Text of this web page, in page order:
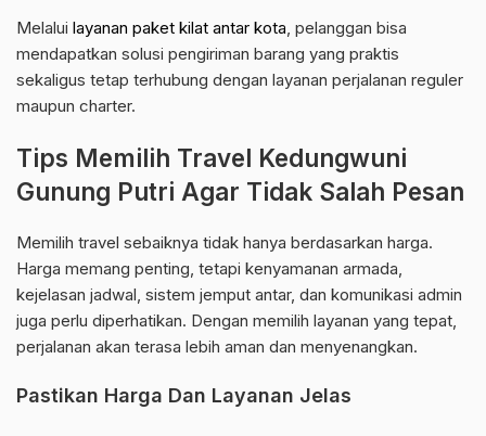
Melalui layanan paket kilat antar kota, pelanggan bisa
mendapatkan solusi pengiriman barang yang praktis
sekaligus tetap terhubung dengan layanan perjalanan reguler
maupun charter.
Tips Memilih Travel Kedungwuni
Gunung Putri Agar Tidak Salah Pesan
Memilih travel sebaiknya tidak hanya berdasarkan harga.
Harga memang penting, tetapi kenyamanan armada,
kejelasan jadwal, sistem jemput antar, dan komunikasi admin
juga perlu diperhatikan. Dengan memilih layanan yang tepat,
perjalanan akan terasa lebih aman dan menyenangkan.
Pastikan Harga Dan Layanan Jelas